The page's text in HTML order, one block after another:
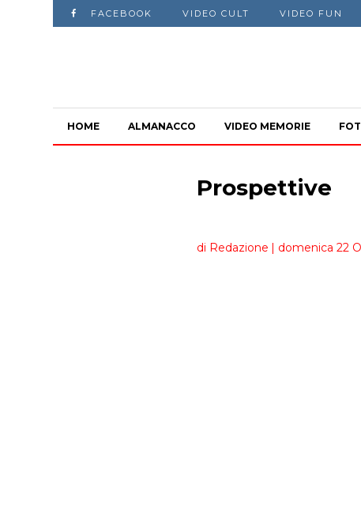
FACEBOOK VIDEO CULT VIDEO FUN
HOME ALMANACCO VIDEO MEMORIE
Prospettive
di Redazione | domenica 22